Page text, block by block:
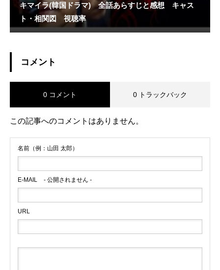
キマイラ(韓国ドラマ) 全話あらすじと感想 キャス
ト・相関図 視聴率
コメント
0 コメント 0 トラックバック
この記事へのコメントはありません。
名前（例：山田 太郎）
E-MAIL - 公開されません -
URL